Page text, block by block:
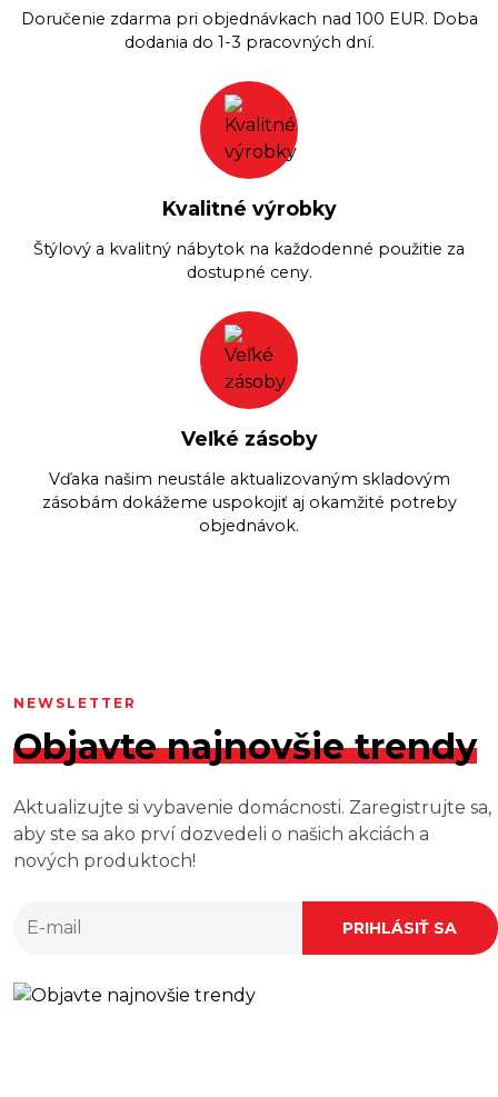
Doručenie zdarma pri objednávkach nad 100 EUR. Doba
dodania do 1-3 pracovných dní.
Kvalitné výrobky
Štýlový a kvalitný nábytok na každodenné použitie za
dostupné ceny.
Veľké zásoby
Vďaka našim neustále aktualizovaným skladovým
zásobám dokážeme uspokojiť aj okamžité potreby
objednávok.
NEWSLETTER
Objavte najnovšie trendy
Aktualizujte si vybavenie domácnosti. Zaregistrujte sa,
aby ste sa ako prví dozvedeli o našich akciách a
nových produktoch!
PRIHLÁSIŤ SA